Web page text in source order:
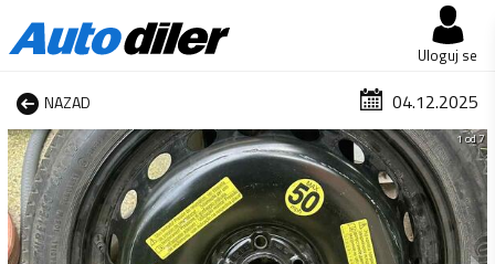
Uloguj se
NAZAD 04.12.2025
1 od 7